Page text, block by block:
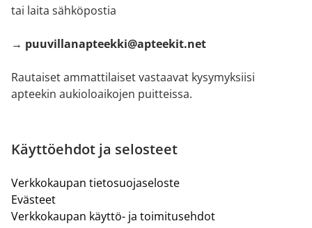
tai laita sähköpostia
→ puuvillanapteekki@apteekit.net
Rautaiset ammattilaiset vastaavat kysymyksiisi
apteekin aukioloaikojen puitteissa.
Käyttöehdot ja selosteet
Verkkokaupan tietosuojaseloste
Evästeet
Verkkokaupan käyttö- ja toimitusehdot